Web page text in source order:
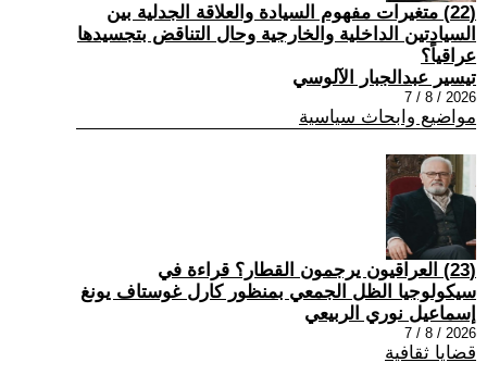
(22) متغيرات مفهوم السيادة والعلاقة الجدلية بين
السيادتين الداخلية والخارجية وحال التناقض بتجسيدها
عراقياً؟
تيسير عبدالجبار الآلوسي
2026 / 8 / 7
مواضيع وابحاث سياسية
(23) العراقيون يرجمون القطار؟ قراءة في
سيكولوجيا الظل الجمعي بمنظور كارل غوستاف يونغ
إسماعيل نوري الربيعي
2026 / 8 / 7
قضايا ثقافية